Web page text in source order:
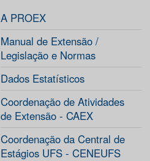
A PROEX
Manual de Extensão /
Legislação e Normas
Dados Estatísticos
Coordenação de Atividades
de Extensão - CAEX
Coordenação da Central de
Estágios UFS - CENEUFS